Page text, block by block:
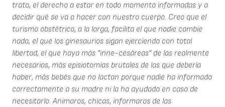
trato, el derecho a estar en todo momento informadas y a
decidir qué se va a hacer con nuestro cuerpo. Creo que el
turismo obstétrico, a la larga, facilita el que nadie cambie
nada, el que los ginesaurios sigan ejerciendo con total
libertad, el que haya más "inne-cesáreas" de las realmente
necesarias, más episiotomías brutales de las que debería
haber, más bebés que no lactan porque nadie ha informado
correctamente a su madre ni la ha ayudado en caso de
necesitarlo. Animaros, chicas, informaros de las